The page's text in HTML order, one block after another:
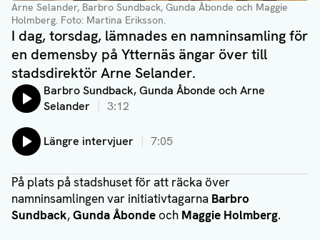
Arne Selander, Barbro Sundback, Gunda Åbonde och Maggie
Holmberg. Foto: Martina Eriksson.
I dag, torsdag, lämnades en namninsamling för
en demensby på Ytternäs ängar över till
stadsdirektör Arne Selander.
Lyssna på:
Barbro Sundback, Gunda Åbonde och Arne
Selander
3:12
Lyssna på:
Längre intervjuer 7:05
På plats på stadshuset för att räcka över
namninsamlingen var initiativtagarna Barbro
Sundback,Gunda Åbondeoch Maggie Holmberg.